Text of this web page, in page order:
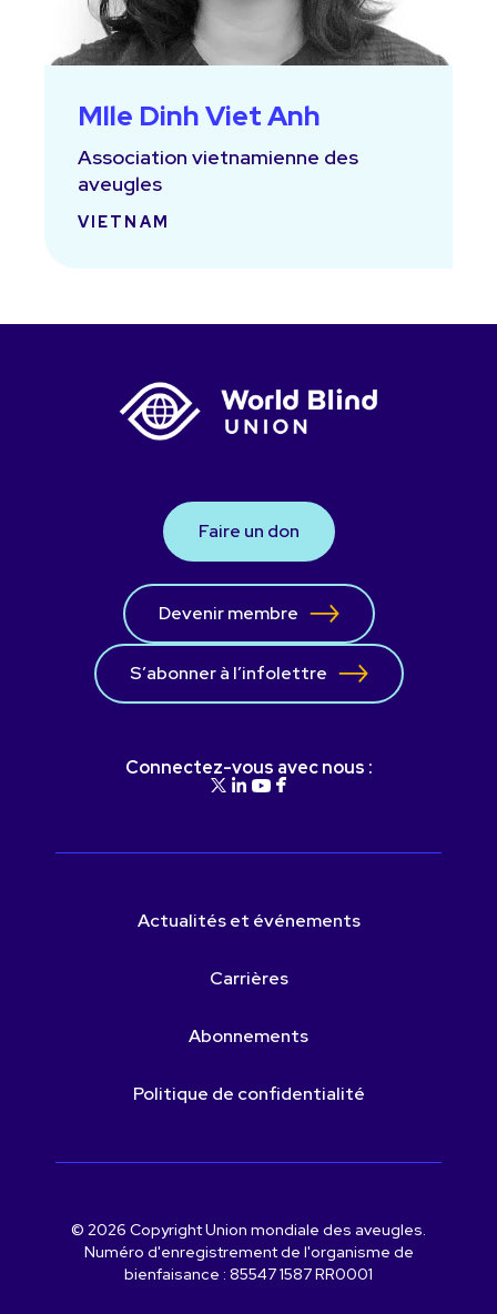
Mlle Dinh Viet Anh
Association vietnamienne des
aveugles
VIETNAM
Faire un don
Devenir membre
S’abonner à l’infolettre
Connectez-vous avec nous :
Actualités et événements
Carrières
Abonnements
Politique de confidentialité
© 2026 Copyright Union mondiale des aveugles.
Numéro d'enregistrement de l'organisme de
bienfaisance : 85547 1587 RR0001